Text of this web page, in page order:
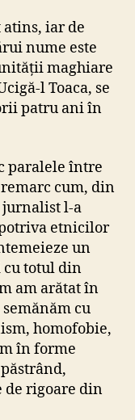
atins, iar de
nume este
maghiare
l Toaca, se
patru ani în
paralele între
cum, din
jurnalist l-a
etnicilor
un
cu totul din
am arătat în
cu
homofobie,
în forme
de rigoare din